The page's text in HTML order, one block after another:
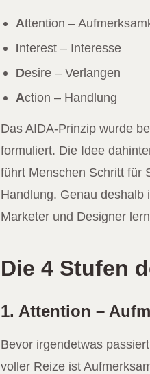
Attention –
Interest – Interesse
Desire – Verlangen
Action – Handlung
Das AIDA-Prinzip wurde
formuliert. Die Idee
führt Menschen Schritt für
Handlung. Genau deshalb
Marketer und Designer
Die 4 Stufen
1. Attention –
Bevor irgendetwas
voller Reize ist